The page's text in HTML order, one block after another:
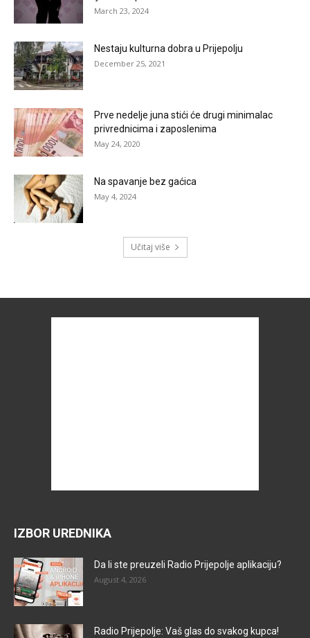
March 23, 2024
Nestaju kulturna dobra u Prijepolju
December 25, 2021
Prve nedelje juna stići će drugi minimalac
privrednicima i zaposlenima
May 24, 2020
Na spavanje bez gaćica
May 4, 2024
Učitaj više
IZBOR UREDNIKA
Da li ste preuzeli Radio Prijepolje aplikaciju?
August 4, 2026
Radio Prijepolje: Vaš glas do svakog kupca!